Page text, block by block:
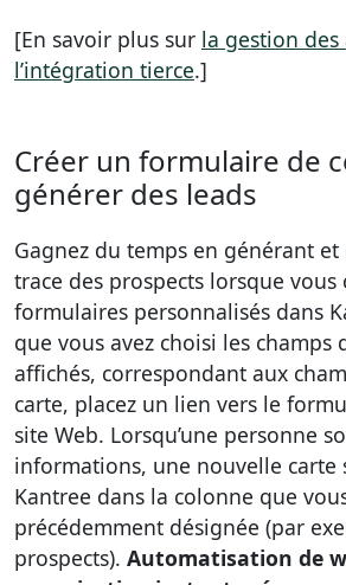
[En savoir plus sur la gestion
l’intégration tierce.]
Créer un formulaire de
générer des leads
Gagnez du temps en générant
trace des prospects lorsque vous
formulaires personnalisés dans
que vous avez choisi les champs
affichés, correspondant aux
carte, placez un lien vers le
site Web. Lorsqu’une personne
informations, une nouvelle carte
Kantree dans la colonne que
précédemment désignée (par
prospects). Automatisation de